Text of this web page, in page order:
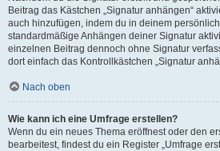
Beitrag das Kästchen „Signatur anhängen“
auch hinzufügen, indem du in deinem
standardmäßige Anhängen deiner Signatur
einzelnen Beitrag dennoch ohne Signatur
dort einfach das Kontrollkästchen „Signatur
Nach oben
Wie kann ich eine Umfrage erstellen?
Wenn du ein neues Thema eröffnest oder den
bearbeitest, findest du ein Register „Umfrage